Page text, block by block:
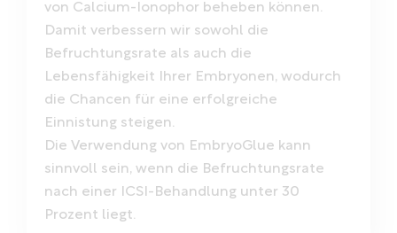
von Calcium-Ionophor beheben können.
Damit verbessern wir sowohl die
Befruchtungsrate als auch die
Lebensfähigkeit Ihrer Embryonen, wodurch
die Chancen für eine erfolgreiche
Einnistung steigen.
Die Verwendung von EmbryoGlue kann
sinnvoll sein, wenn die Befruchtungsrate
nach einer ICSI-Behandlung unter 30
Prozent liegt.